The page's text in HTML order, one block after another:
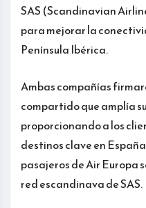
SAS (Scandinavian
para mejorar la
Península Ibérica.
Ambas compañías
compartido que amplía
proporcionando a los
destinos clave en
pasajeros de Air Europa
red escandinava de SAS.